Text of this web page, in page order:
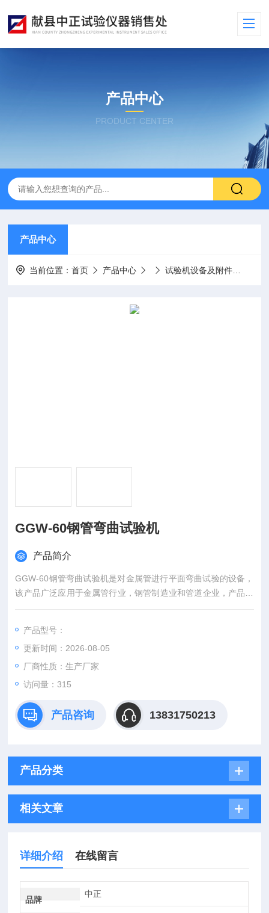
产品中心
PRODUCT CENTER
产品中心
当前位置：首页 产品中心 试验机设备及附件
GGW-60钢管弯曲试验机
产品简介
GGW-60钢管弯曲试验机是对金属管进行平面弯曲试验的设备，
该产品广泛应用于金属管行业，钢管制造业和管道企业，产品质
量材料性能检验机构，以检验金属管的弯曲性能，弯曲的角度为
产品型号：
更新时间：2026-08-05
厂商性质：生产厂家
访问量：315
产品咨询 13831750213
产品分类
相关文章
详细介绍 在线留言
品牌
中正